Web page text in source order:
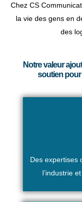
Chez CS
la vie des gens en
des
Notre valeur
soutien
Des expertises
l’industrie